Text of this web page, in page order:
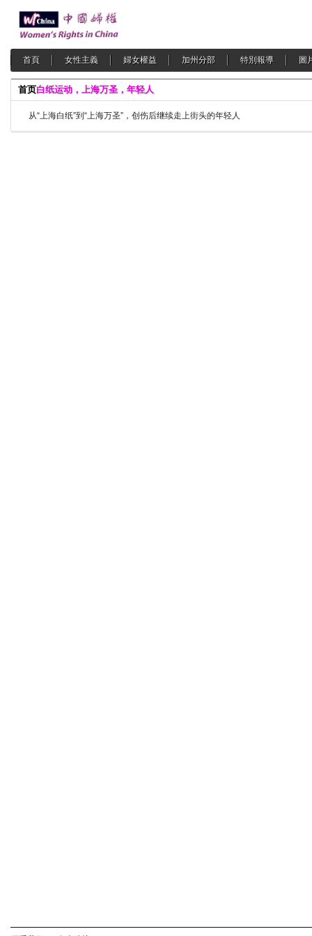
首頁 女性主義 婦女權益 加州分部 特別報導 圖
首页白纸运动，上海万圣，年轻人
从“上海白纸”到“上海万圣”，创伤后继续走上街头的年轻人